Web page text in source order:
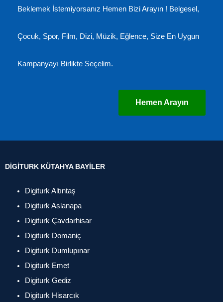
Beklemek İstemiyorsanız Hemen Bizi Arayın ! Belgesel,
Çocuk, Spor, Film, Dizi, Müzik, Eğlence, Size En Uygun
Kampanyayı Birlikte Seçelim.
Hemen Arayın
DIGITURK KÜTAHYA BAYILER
Digiturk Altıntaş
Digiturk Aslanapa
Digiturk Çavdarhisar
Digiturk Domaniç
Digiturk Dumlupınar
Digiturk Emet
Digiturk Gediz
Digiturk Hisarcık